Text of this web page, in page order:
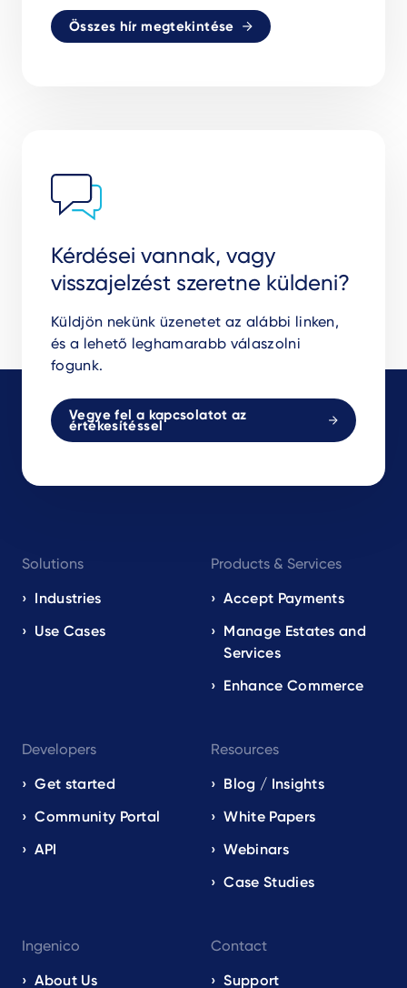
Összes hír megtekintése
Kérdései vannak, vagy
visszajelzést szeretne küldeni?
Küldjön nekünk üzenetet az alábbi linken,
és a lehető leghamarabb válaszolni
fogunk.
Vegye fel a kapcsolatot az
értékesítéssel
navigation
EN
Solutions
Industries
Use Cases
Products & Services
Accept Payments
Manage Estates and
Services
Enhance Commerce
Developers
Get started
Community Portal
API
Resources
Blog / Insights
White Papers
Webinars
Case Studies
Ingenico
About Us
Contact
Support